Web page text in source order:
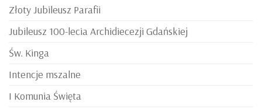
Złoty Jubileusz Parafii
Jubileusz 100-lecia Archidiecezji Gdańskiej
Św. Kinga
Intencje mszalne
I Komunia Święta